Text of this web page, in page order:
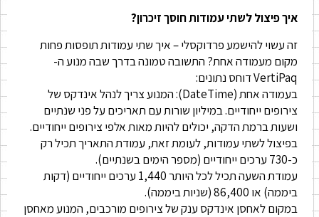
איך פיצול לשתי עמודות חוסך זיכרון?
זה עשוי להישמע פרדוקסלי – איך שתי עמודות תופסות פחות
מקום מעמודה אחת? התשובה טמונה בדרך שבה מנוע ה-
VertiPaq דוחס נתונים:
בעמודה אחת (DateTime): המנוע צריך לנהל אינדקס של
צירופים ייחודיים. במיליון שורות עם תאריכים על פני שנתיים
ושעות ברמת הדקה, יכולים להיות מאות אלפי צירופים ייחודיים.
בפיצול לשתי עמודות, לעומת זאת, עמודת התאריך תכיל רק
כ-730 ערכים ייחודיים (מספר הימים בשנתיים).
עמודת השעה תכיל לכל היותר 1,440 ערכים ייחודיים (דקות
ביממה) או 86,400 (שניות ביממה).
במקום לאחסן אינדקס ענק של צירופים מורכבים, המנוע מאחסן